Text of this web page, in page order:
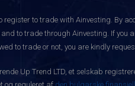
register to trade with Ainvesting. By
to trade through Ainvesting. If
to trade or not, you are kindly
Up Trend LTD, et selskab